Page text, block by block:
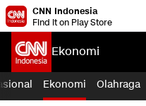
CNN Indonesia
Find it on Play Store
Ekonomi
Ekonomi Olahraga